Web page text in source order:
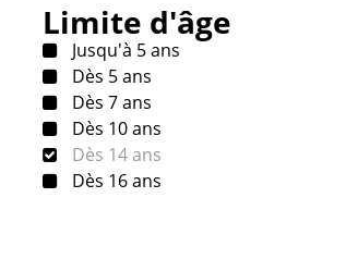
Limite d'âge
Jusqu'à 5 ans
Dès 5 ans
Dès 7 ans
Dès 10 ans
Dès 14 ans
Dès 16 ans